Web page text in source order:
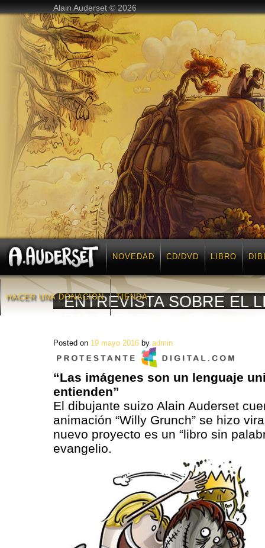
Alain Auderset © 2026
NOVEDAD CD/DVD LIBRO
HACER UNA DONACIÒN TIENDA
ENTREVISTA SOBRE EL
PALABRAS
Posted on 19 mayo 2016 by admin
“Las imágenes son un lenguaje
entienden”
El dibujante suizo Alain Auderset
animación “Willy Grunch” se hizo
nuevo proyecto es un “libro sin
evangelio.